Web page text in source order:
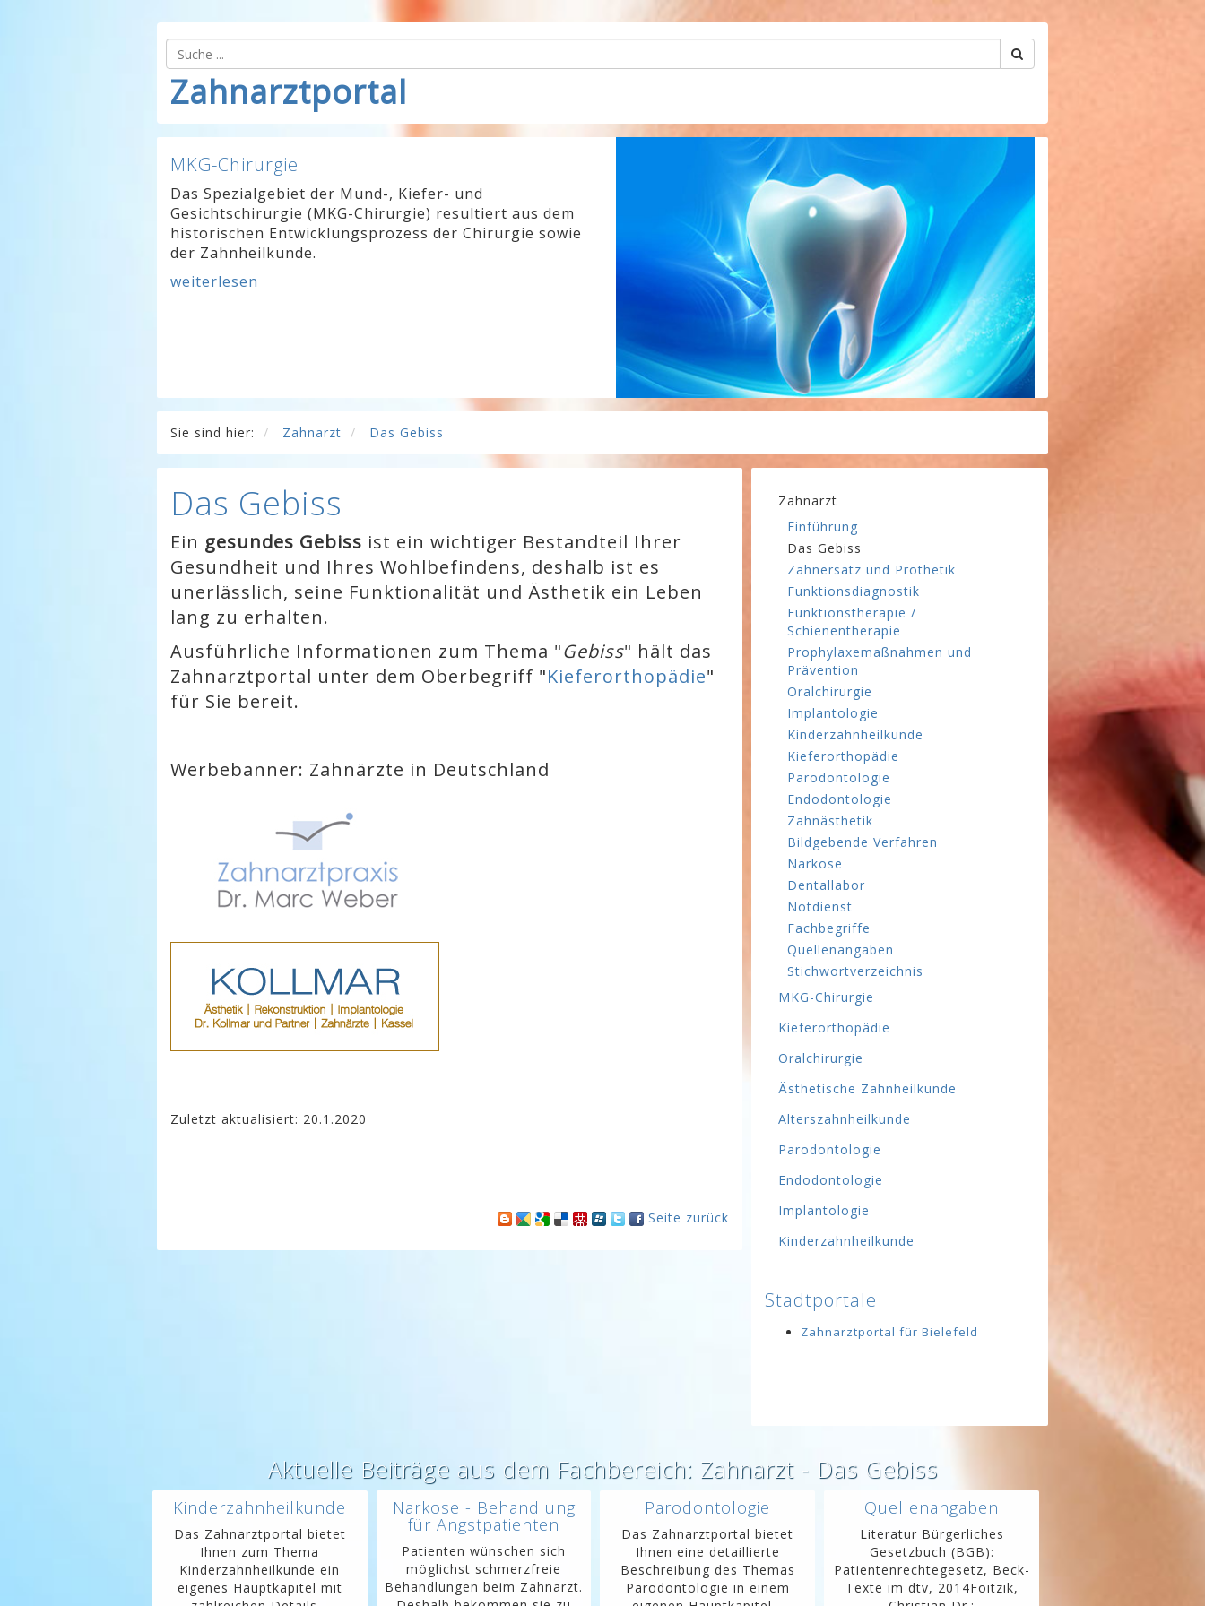
Zahnarztportal
MKG-Chirurgie
Das Spezialgebiet der Mund-, Kiefer- und
Gesichtschirurgie (MKG-Chirurgie) resultiert aus dem
historischen Entwicklungsprozess der Chirurgie sowie
der Zahnheilkunde.
weiterlesen
Sie sind hier: Zahnarzt Das Gebiss
Das Gebiss
Ein gesundes Gebiss ist ein wichtiger Bestandteil Ihrer
Gesundheit und Ihres Wohlbefindens, deshalb ist es
unerlässlich, seine Funktionalität und Ästhetik ein Leben
lang zu erhalten.
Ausführliche Informationen zum Thema "Gebiss" hält das
Zahnarztportal unter dem Oberbegriff "Kieferorthopädie"
für Sie bereit.
Werbebanner: Zahnärzte in Deutschland
Zuletzt aktualisiert: 20.1.2020
Seite zurück
Zahnarzt
Einführung
Das Gebiss
Zahnersatz und Prothetik
Funktionsdiagnostik
Funktionstherapie /
Schienentherapie
Prophylaxemaßnahmen und
Prävention
Oralchirurgie
Implantologie
Kinderzahnheilkunde
Kieferorthopädie
Parodontologie
Endodontologie
Zahnästhetik
Bildgebende Verfahren
Narkose
Dentallabor
Notdienst
Fachbegriffe
Quellenangaben
Stichwortverzeichnis
MKG-Chirurgie
Kieferorthopädie
Oralchirurgie
Ästhetische Zahnheilkunde
Alterszahnheilkunde
Parodontologie
Endodontologie
Implantologie
Kinderzahnheilkunde
Stadtportale
Zahnarztportal für Bielefeld
Aktuelle Beiträge aus dem Fachbereich: Zahnarzt - Das Gebiss
Kinderzahnheilkunde
Das Zahnarztportal bietet
Ihnen zum Thema
Kinderzahnheilkunde ein
eigenes Hauptkapitel mit
Narkose - Behandlung
für Angstpatienten
Patienten wünschen sich
möglichst schmerzfreie
Behandlungen beim Zahnarzt.
Parodontologie
Das Zahnarztportal bietet
Ihnen eine detaillierte
Beschreibung des Themas
Parodontologie in einem
Quellenangaben
Literatur Bürgerliches
Gesetzbuch (BGB):
Patientenrechtegesetz, Beck-
Texte im dtv, 2014Foitzik,